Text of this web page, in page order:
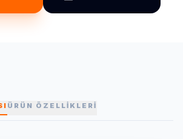
ÜRÜN ÖZELLİKLERİ